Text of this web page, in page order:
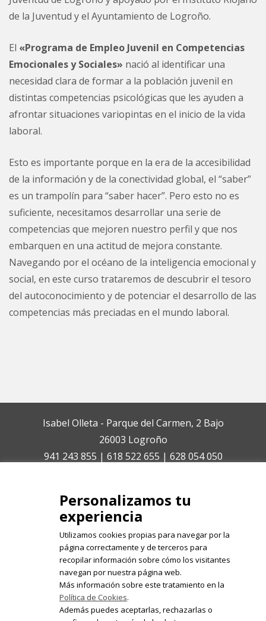
de la Juventud y el Ayuntamiento de Logroño.
El «Programa de Empleo Juvenil en Competencias
Emocionales y Sociales» nació al identificar una
necesidad clara de formar a la población juvenil en
distintas competencias psicológicas que les ayuden a
afrontar situaciones variopintas en el inicio de la vida
laboral.
Esto es importante porque en la era de la accesibilidad
de la información y de la conectividad global, el “saber”
es un trampolín para “saber hacer”. Pero esto no es
suficiente, necesitamos desarrollar una serie de
competencias que mejoren nuestro perfil y que nos
embarquen en una actitud de mejora constante.
Navegando por el océano de la inteligencia emocional y
social, en este curso trataremos de descubrir el tesoro
del autoconocimiento y de potenciar el desarrollo de las
competencias más preciadas en el mundo laboral.
Isabel Olleta - Parque del Carmen, 2 Bajo
26003 Logroño
941 243 855 | 618 522 655 | 628 054 050
Registrate en nuestro boletín de
noticias
Personalizamos tu
experiencia
Utilizamos cookies propias para navegar por la
página correctamente y de terceros para
recopilar información sobre cómo los visitantes
navegan por nuestra página web.
Más información sobre este tratamiento en la
Política de Cookies.
Además puedes aceptarlas, rechazarlas o